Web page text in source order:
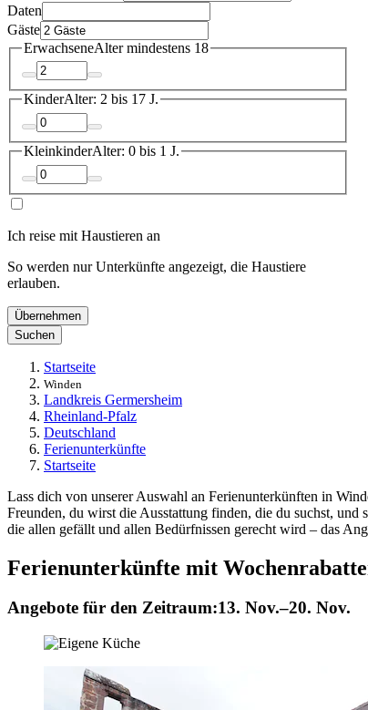
Daten
Gäste
ErwachseneAlter mindestens 18
KinderAlter: 2 bis 17 J.
KleinkinderAlter: 0 bis 1 J.
Ich reise mit Haustieren an
So werden nur Unterkünfte angezeigt, die Haustiere
erlauben.
Übernehmen
Suchen
Startseite
Winden
Landkreis Germersheim
Rheinland-Pfalz
Deutschland
Ferienunterkünfte
Startseite
Lass dich von unserer Auswahl an Ferienunterkünften in
Freunden, du wirst die Ausstattung finden, die du suchst,
die allen gefällt und allen Bedürfnissen gerecht wird – das
Ferienunterkünfte mit
Angebote für den Zeitraum:13. Nov.–20. Nov.